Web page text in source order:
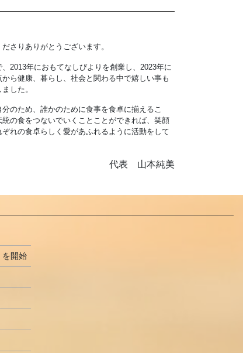
さりありがとうございます。
2013年におもてなしびよりを創業し、2023年に
ら健康、暮らし、社会と関わる中で嬉しい事も
した。
のため、誰かのために食事を食卓に揃えるこ
の食をつないでいくことことができれば、笑顔
れの食卓らしく愛があふれるように活動をして
代表 山本純美
を開始